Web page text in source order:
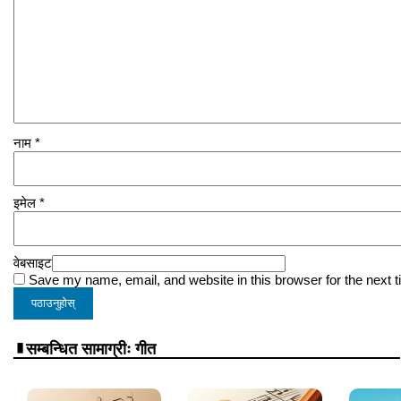
नाम *
इमेल *
वेबसाइट
Save my name, email, and website in this browser for the next
सम्बन्धित सामाग्रीः गीत